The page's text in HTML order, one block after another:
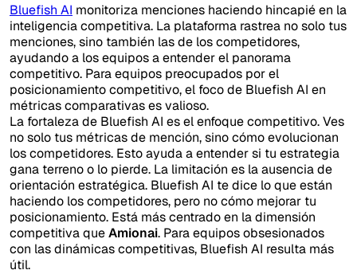
Bluefish AI monitoriza menciones haciendo hincapié en la
inteligencia competitiva. La plataforma rastrea no solo tus
menciones, sino también las de los competidores,
ayudando a los equipos a entender el panorama
competitivo. Para equipos preocupados por el
posicionamiento competitivo, el foco de Bluefish AI en
métricas comparativas es valioso.
La fortaleza de Bluefish AI es el enfoque competitivo. Ves
no solo tus métricas de mención, sino cómo evolucionan
los competidores. Esto ayuda a entender si tu estrategia
gana terreno o lo pierde. La limitación es la ausencia de
orientación estratégica. Bluefish AI te dice lo que están
haciendo los competidores, pero no cómo mejorar tu
posicionamiento. Está más centrado en la dimensión
competitiva queAmionai. Para equipos obsesionados
con las dinámicas competitivas, Bluefish AI resulta más
útil.